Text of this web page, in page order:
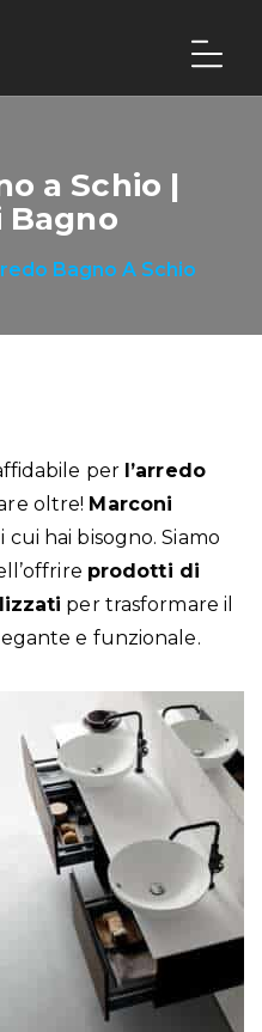
a Schio |
Bagno
Bagno A Schio
per l’arredo
oltre! Marconi
cui hai bisogno. Siamo
prodotti di
per trasformare il
e funzionale.